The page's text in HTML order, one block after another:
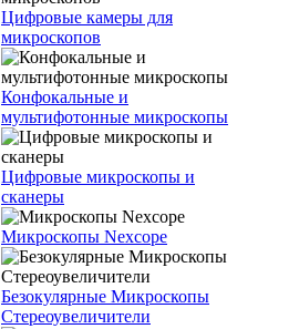
Цифровые камеры для
микроскопов
Конфокальные и
мультифотонные микроскопы
Цифровые микроскопы и
сканеры
Микроскопы Nexcope
Безокулярные Микроскопы
Стереоувеличители